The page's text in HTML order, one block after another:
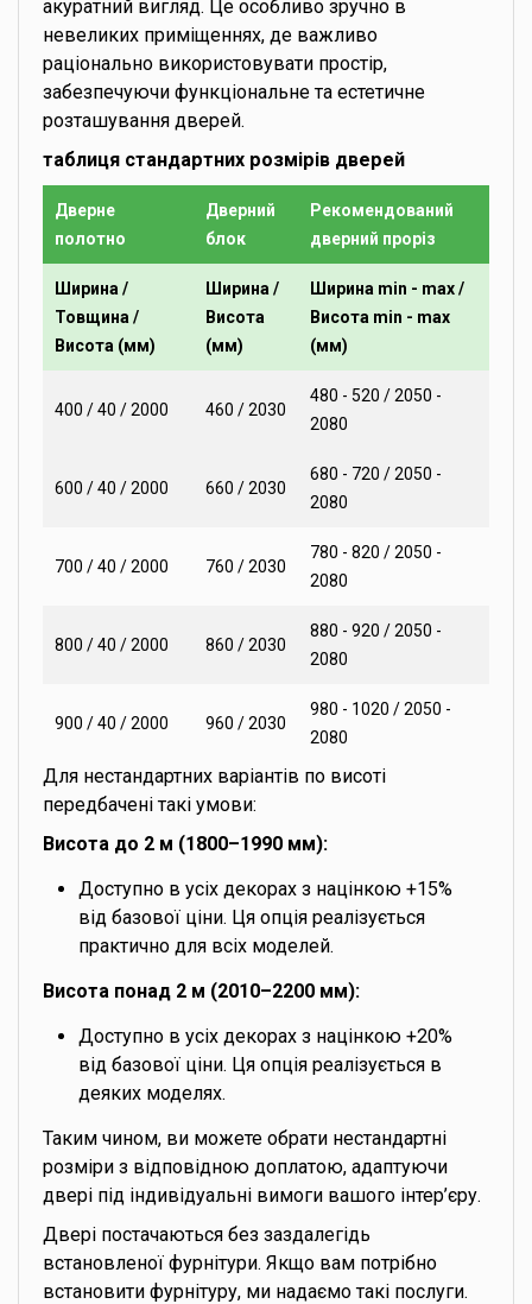
акуратний вигляд. Це особливо зручно в
невеликих приміщеннях, де важливо
раціонально використовувати простір,
забезпечуючи функціональне та естетичне
розташування дверей.
таблиця стандартних розмірів дверей
Дверне
полотно
Дверний
блок
Рекомендований
дверний проріз
Ширина /
Товщина /
Висота (мм)
Ширина /
Висота
(мм)
Ширина min - max /
Висота min - max
(мм)
400 / 40 / 2000 460 / 2030
480 - 520 / 2050 -
2080
600 / 40 / 2000 660 / 2030
680 - 720 / 2050 -
2080
700 / 40 / 2000 760 / 2030
780 - 820 / 2050 -
2080
800 / 40 / 2000 860 / 2030
880 - 920 / 2050 -
2080
900 / 40 / 2000 960 / 2030
980 - 1020 / 2050 -
2080
Для нестандартних варіантів по висоті
передбачені такі умови:
Висота до 2 м (1800–1990 мм):
Доступно в усіх декорах з націнкою +15%
від базової ціни. Ця опція реалізується
практично для всіх моделей.
Висота понад 2 м (2010–2200 мм):
Доступно в усіх декорах з націнкою +20%
від базової ціни. Ця опція реалізується в
деяких моделях.
Таким чином, ви можете обрати нестандартні
розміри з відповідною доплатою, адаптуючи
двері під індивідуальні вимоги вашого інтер’єру.
Двері постачаються без заздалегідь
встановленої фурнітури. Якщо вам потрібно
встановити фурнітуру, ми надаємо такі послуги.